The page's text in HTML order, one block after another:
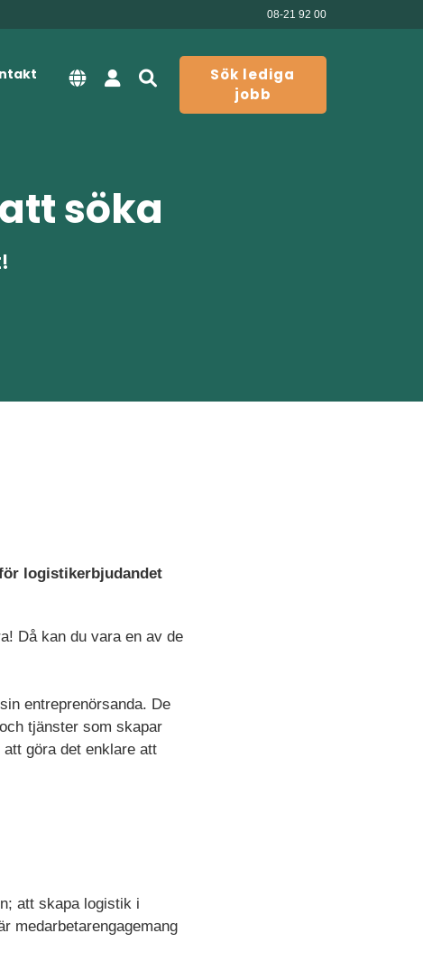
08-21 92 00
Sök lediga
jobb
söka
logistikerbjudandet
Då kan du vara en av de
entreprenörsanda. De
tjänster som skapar
göra det enklare att
att skapa logistik i
medarbetarengagemang